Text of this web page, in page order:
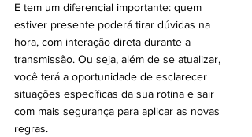
E tem um diferencial importante: quem
estiver presente poderá tirar dúvidas na
hora, com interação direta durante a
transmissão. Ou seja, além de se atualizar,
você terá a oportunidade de esclarecer
situações específicas da sua rotina e sair
com mais segurança para aplicar as novas
regras.